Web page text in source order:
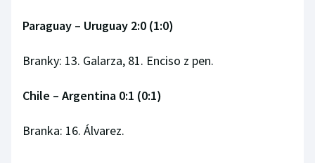
Rychlostní kanoistika
Short track
Paraguay – Uruguay 2:0 (1:0)
Branky: 13. Galarza, 81. Enciso z pen.
Chile – Argentina 0:1 (0:1)
Branka: 16. Álvarez.